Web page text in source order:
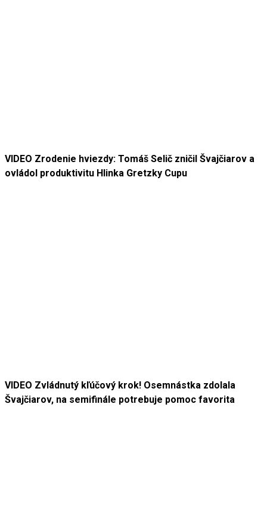
VIDEO Zrodenie hviezdy: Tomáš Selič zničil Švajčiarov a
ovládol produktivitu Hlinka Gretzky Cupu
VIDEO Zvládnutý kľúčový krok! Osemnástka zdolala
Švajčiarov, na semifinále potrebuje pomoc favorita